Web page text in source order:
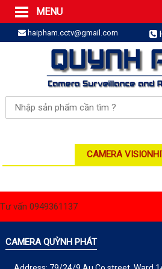
MENU
Trang Chủ
Sản phẩm
SẢN PHẨM TRỌN GÓI
LẮP BÁO TRỘM TRỌN GÓI
LẮP CAMERA TRỌN GÓI
Camera IP
Camera IP KBVISION
Camera IP HIKVISION
Camera IP Dahua
Đầu ghi IP HIKVISION
haipham.cctv@gmail.com
CAMERA
Tư vấn 0949361137
CAMERA QUỲNH PHÁT